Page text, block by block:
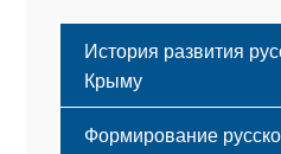
История развития
Крыму
Формирование